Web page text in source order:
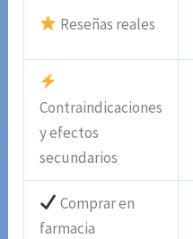
Reseñas reales
Contraindicaciones
y efectos
secundarios
Comprar en
farmacia